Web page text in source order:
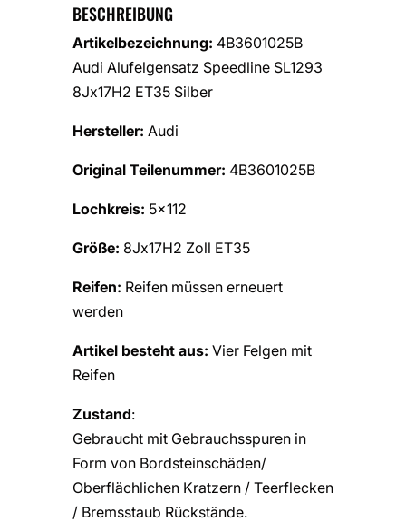
BESCHREIBUNG
Artikelbezeichnung: 4B3601025B
Audi Alufelgensatz Speedline SL1293
8Jx17H2 ET35 Silber
Hersteller: Audi
Original Teilenummer: 4B3601025B
Lochkreis: 5×112
Größe: 8Jx17H2 Zoll ET35
Reifen: Reifen müssen erneuert
werden
Artikel besteht aus: Vier Felgen mit
Reifen
Zustand:
Gebraucht mit Gebrauchsspuren in
Form von Bordsteinschäden/
Oberflächlichen Kratzern / Teerflecken
/ Bremsstaub Rückstände.